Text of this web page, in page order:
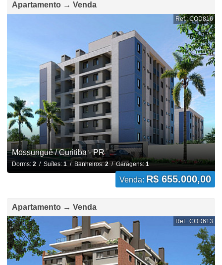
Apartamento → Venda
Ref.: COD816
Mossunguê / Curitiba - PR
Dorms: 2/ Suítes: 1/ Banheiros:2/ Garagens:1
Venda: R$ 655.000,00
Apartamento → Venda
Ref.: COD613